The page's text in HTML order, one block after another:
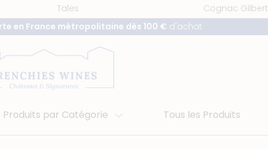
Tales
Cognac Gilbert
en France métropolitaine dès 100 € d'achat
Produits par Catégorie Tous les Produits